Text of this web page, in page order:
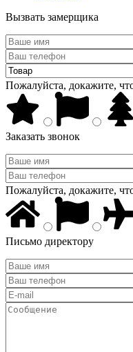
Вызвать замерщика
Пожалуйста, докажите,
Заказать звонок
Пожалуйста, докажите,
Письмо директору